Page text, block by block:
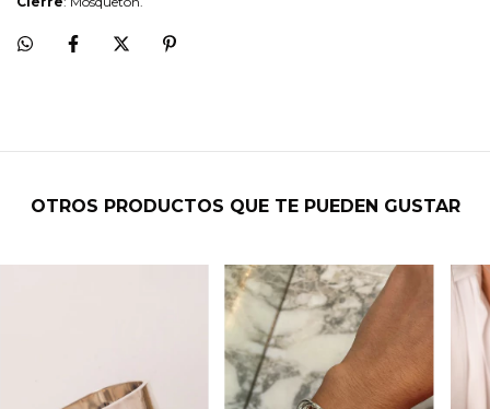
OTROS PRODUCTOS QUE TE PUEDEN GUSTAR